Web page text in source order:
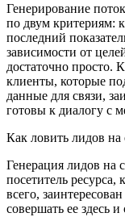
Генерирование
по двум критериям:
последний
зависимости от
достаточно просто.
клиенты, которые
данные для связи,
готовы к диалогу с
Как ловить лидов на
Генерация лидов на
посетитель ресурса,
всего,
совершать ее здесь